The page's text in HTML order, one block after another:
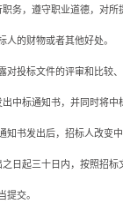
务，遵守职业道德，对
的财物或者其他好处。
对投标文件的评审和比较
中标通知书，并同时将
知书发出后，招标人改变
日起三十日内，按照招
提交。